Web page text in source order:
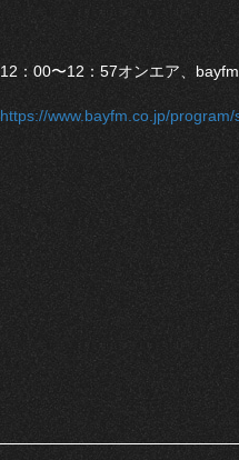
12：00〜12：57オンエア、
https://www.bayfm.co.jp/program/